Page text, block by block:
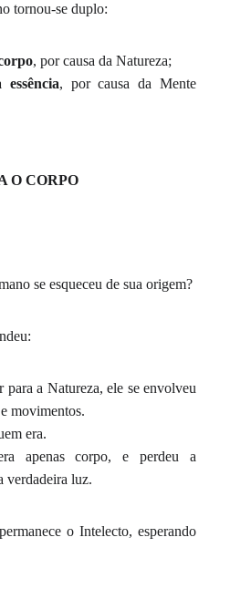
tornou-se duplo:
, por causa da Natureza;
, por causa da Mente
O CORPO
se esqueceu de sua origem?
a Natureza, ele se envolveu
movimentos.
era.
apenas corpo, e perdeu a
verdadeira luz.
o Intelecto, esperando